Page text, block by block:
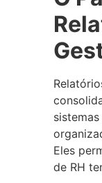
Eles
de RH